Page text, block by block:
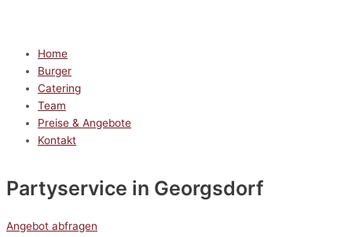
Home
Burger
Catering
Team
Preise & Angebote
Kontakt
Partyservice in Georgsdorf
Angebot abfragen